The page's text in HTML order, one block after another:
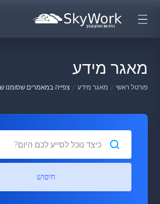
מאגר מידע
פורטל ראשי מאגר מידע צפייה במאמרים
חיפוש